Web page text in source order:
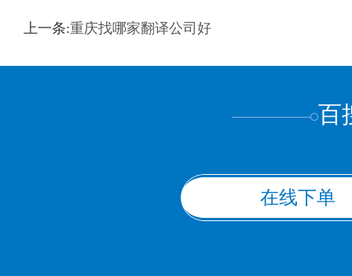
训翻译 标准级 专业级
上一条:重庆找哪家翻译公司好
百
在线下单